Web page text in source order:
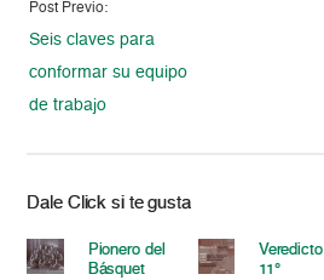
Post Previo:
Seis claves para
conformar su equipo
de trabajo
Dale Click si te gusta
Pionero del
Básquet
Veredicto
11°